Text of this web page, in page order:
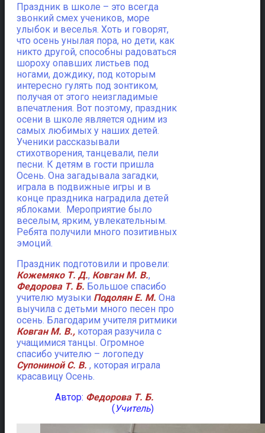
Праздник в школе – это всегда
звонкий смех учеников, море
улыбок и веселья. Хоть и говорят,
что осень унылая пора, но дети, как
никто другой, способны радоваться
шороху опавших листьев под
ногами, дождику, под которым
интересно гулять под зонтиком,
получая от этого неизгладимые
впечатления. Вот поэтому, праздник
осени в школе является одним из
самых любимых у наших детей.
Ученики рассказывали
стихотворения, танцевали, пели
песни. К детям в гости пришла
Осень. Она загадывала загадки,
играла в подвижные игры и в
конце праздника наградила детей
яблоками. Мероприятие было
веселым, ярким, увлекательным.
Ребята получили много позитивных
эмоций.
Праздник подготовили и провели:
Кожемяко Т. Д., Ковган М. В.,
Федорова Т. Б. Большое спасибо
учителю музыки Подолян Е. М. Она
выучила с детьми много песен про
осень. Благодарим учителя ритмики
Ковган М. В., которая разучила с
учащимися танцы. Огромное
спасибо учителю – логопеду
Супониной С. В. , которая играла
красавицу Осень.
Автор: Федорова Т. Б.
(Учитель)